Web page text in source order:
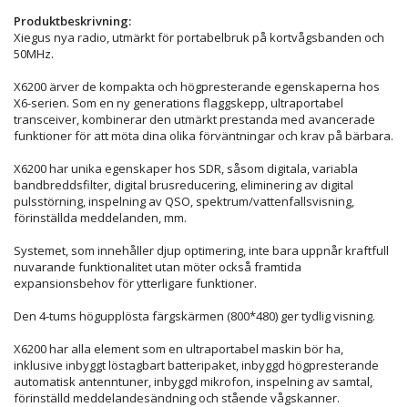
Produktbeskrivning:
Xiegus nya radio, utmärkt för portabelbruk på kortvågsbanden och
50MHz.
X6200 ärver de kompakta och högpresterande egenskaperna hos
X6-serien. Som en ny generations flaggskepp, ultraportabel
transceiver, kombinerar den utmärkt prestanda med avancerade
funktioner för att möta dina olika förväntningar och krav på bärbara.
X6200 har unika egenskaper hos SDR, såsom digitala, variabla
bandbreddsfilter, digital brusreducering, eliminering av digital
pulsstörning, inspelning av QSO, spektrum/vattenfallsvisning,
förinställda meddelanden, mm.
Systemet, som innehåller djup optimering, inte bara uppnår kraftfull
nuvarande funktionalitet utan möter också framtida
expansionsbehov för ytterligare funktioner.
Den 4-tums högupplösta färgskärmen (800*480) ger tydlig visning.
X6200 har alla element som en ultraportabel maskin bör ha,
inklusive inbyggt löstagbart batteripaket, inbyggd högpresterande
automatisk antenntuner, inbyggd mikrofon, inspelning av samtal,
förinställd meddelandesändning och stående vågskanner.